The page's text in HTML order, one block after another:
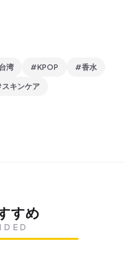
湾 #KPOP #香水
キンケア
すめ